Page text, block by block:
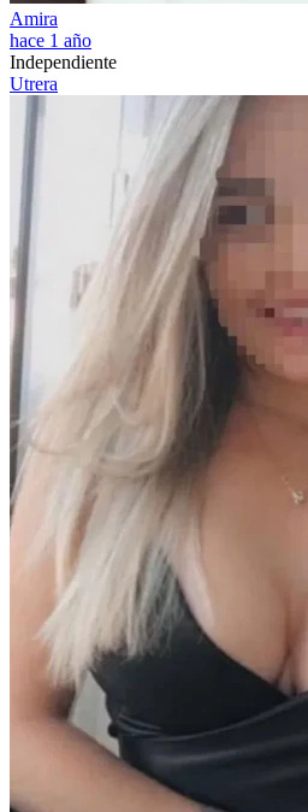
Amira
hace 1 año
Independiente
Utrera